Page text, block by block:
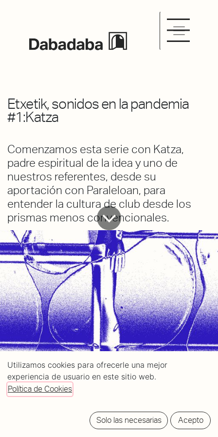
Etxetik, sonidos en la pandemia
#1:Katza
Comenzamos esta serie con Katza,
padre espiritual de la idea y uno de
nuestros referentes, desde su
aportación con Paraleloan, para
entender la cultura de club desde los
prismas menos convencionales.
Utilizamos cookies para ofrecerle una mejor
experiencia de usuario en este sitio web.
Política de Cookies
Solo las necesarias Acepto